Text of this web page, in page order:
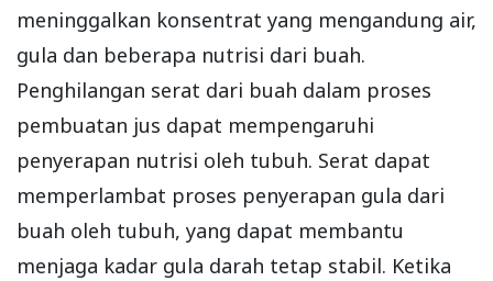
meninggalkan konsentrat yang mengandung air,
gula dan beberapa nutrisi dari buah.
Penghilangan serat dari buah dalam proses
pembuatan jus dapat mempengaruhi
penyerapan nutrisi oleh tubuh. Serat dapat
memperlambat proses penyerapan gula dari
buah oleh tubuh, yang dapat membantu
menjaga kadar gula darah tetap stabil. Ketika